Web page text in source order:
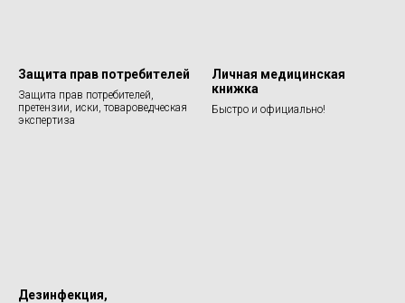
Защита прав потребителей
Защита прав потребителей,
претензии, иски, товароведческая
экспертиза
Личная медицинская
книжка
Быстро и официально!
Дезинфекция,